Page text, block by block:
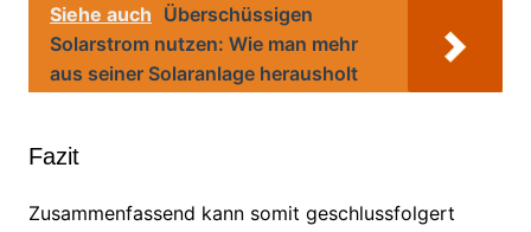
Siehe auch Überschüssigen
Solarstrom nutzen: Wie man mehr
aus seiner Solaranlage herausholt
Fazit
Zusammenfassend kann somit geschlussfolgert